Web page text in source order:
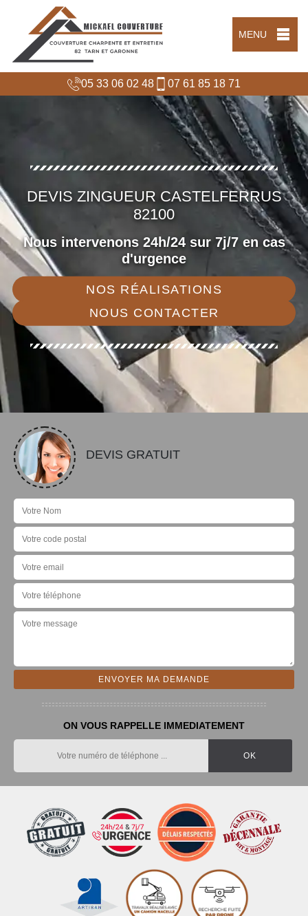
MENU
05 33 06 02 48 07 61 85 18 71
DEVIS ZINGUEUR CASTELFERRUS
82100
Nous intervenons 24h/24 sur 7j/7 en cas
d'urgence
NOS RÉALISATIONS
NOUS CONTACTER
DEVIS GRATUIT
ON VOUS RAPPELLE IMMEDIATEMENT